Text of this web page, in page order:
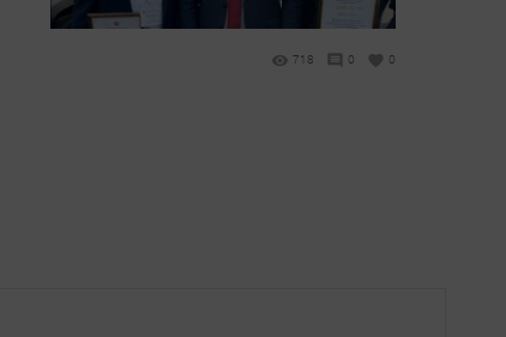
718 0 0